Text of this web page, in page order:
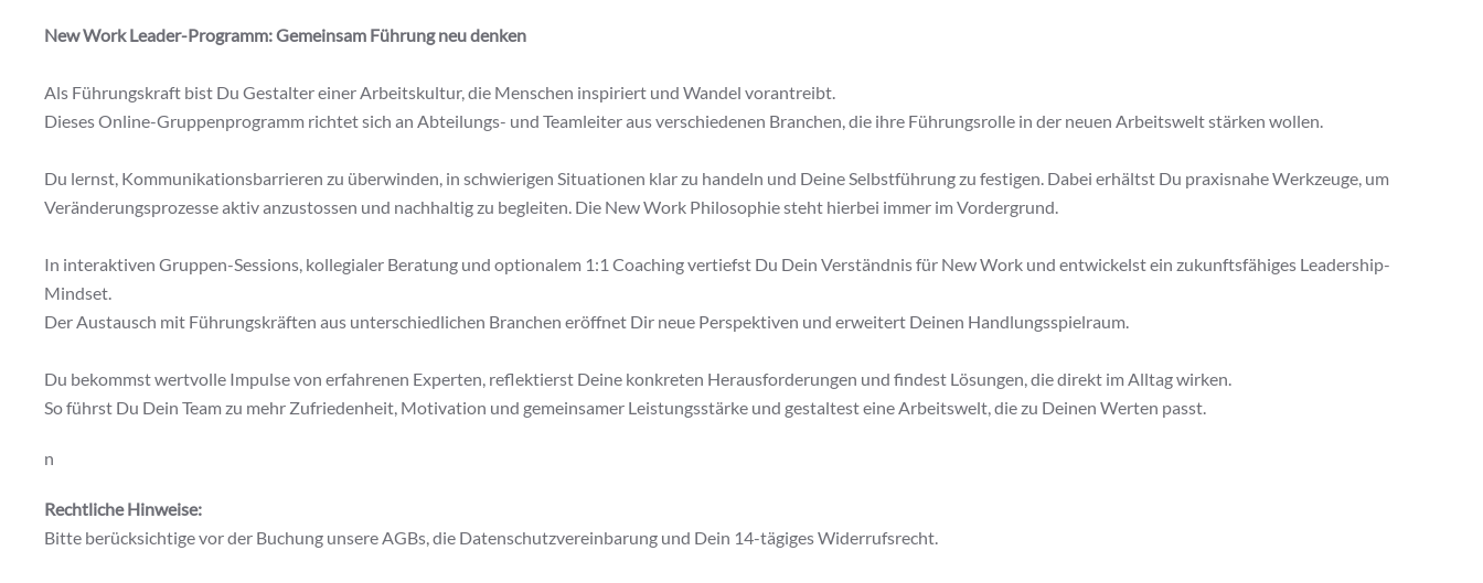
New Work Leader-Programm: Gemeinsam Führung neu denken
Als Führungskraft bist Du Gestalter einer Arbeitskultur, die Menschen inspiriert und Wandel vorantreibt.
Dieses Online-Gruppenprogramm richtet sich an Abteilungs- und Teamleiter aus verschiedenen Branchen, die ihre Führungsrolle in der neuen Arbeitswelt stärken wollen.
Du lernst, Kommunikationsbarrieren zu überwinden, in schwierigen Situationen klar zu handeln und Deine Selbstführung zu festigen. Dabei erhältst Du praxisnahe Werkzeuge, um
Veränderungsprozesse aktiv anzustossen und nachhaltig zu begleiten. Die New Work Philosophie steht hierbei immer im Vordergrund.
In interaktiven Gruppen-Sessions, kollegialer Beratung und optionalem 1:1 Coaching vertiefst Du Dein Verständnis für New Work und entwickelst ein zukunftsfähiges Leadership-
Mindset.
Der Austausch mit Führungskräften aus unterschiedlichen Branchen eröffnet Dir neue Perspektiven und erweitert Deinen Handlungsspielraum.
Du bekommst wertvolle Impulse von erfahrenen Experten, reflektierst Deine konkreten Herausforderungen und findest Lösungen, die direkt im Alltag wirken.
So führst Du Dein Team zu mehr Zufriedenheit, Motivation und gemeinsamer Leistungsstärke und gestaltest eine Arbeitswelt, die zu Deinen Werten passt.
n
Rechtliche Hinweise:
Bitte berücksichtige vor der Buchung unsere AGBs, die Datenschutzvereinbarung und Dein 14-tägiges Widerrufsrecht.